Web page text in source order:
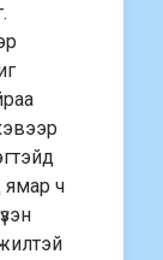
ямар ч